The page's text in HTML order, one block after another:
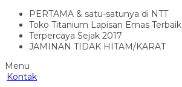
PERTAMA & satu-satunya di NTT
Toko Titanium Lapisan Emas Terbaik
Terpercaya Sejak 2017
JAMINAN TIDAK HITAM/KARAT
Menu
Kontak